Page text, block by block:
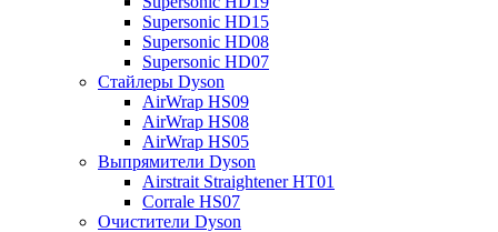
Supersonic HD15
Supersonic HD08
Supersonic HD07
Стайлеры Dyson
AirWrap HS09
AirWrap HS08
AirWrap HS05
Выпрямители Dyson
Airstrait Straightener HT01
Corrale HS07
Очистители Dyson